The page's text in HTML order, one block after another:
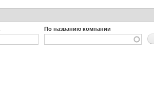
По названию компании